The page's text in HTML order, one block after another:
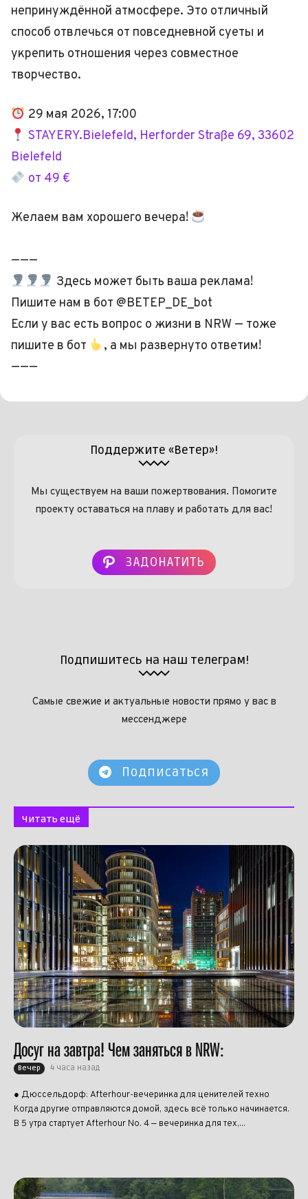
непринуждённой атмосфере. Это отличный
способ отвлечься от повседневной суеты и
укрепить отношения через совместное
творчество.
29 мая 2026, 17:00
STAYERY.Bielefeld, Herforder Straße 69, 33602
Bielefeld
от 49 €
Желаем вам хорошего вечера!
———
Здесь может быть ваша реклама!
Пишите нам в бот @BETEP_DE_bot
Если у вас есть вопрос о жизни в NRW — тоже
пишите в бот
, а мы развернуто ответим!
———
Поддержите «Ветер»!
Мы существуем на ваши пожертвования. Помогите
проекту оставаться на плаву и работать для вас!
ЗАДОНАТИТЬ
Подпишитесь на наш телеграм!
Самые свежие и актуальные новости прямо у вас в
мессенджере
Подписаться
Читать ещё
Досуг на завтра! Чем заняться в NRW:
Вечер 4 часа назад
● Дюссельдорф: Afterhour-вечеринка для ценителей техно
Когда другие отправляются домой, здесь всё только начинается.
В 5 утра стартует Afterhour No. 4 — вечеринка для тех,...